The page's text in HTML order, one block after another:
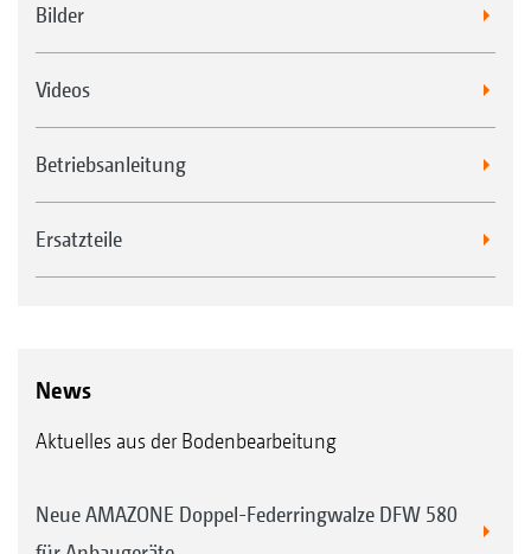
Bilder
Videos
Betriebsanleitung
Ersatzteile
News
Aktuelles aus der Bodenbearbeitung
Neue AMAZONE Doppel-Federringwalze DFW 580